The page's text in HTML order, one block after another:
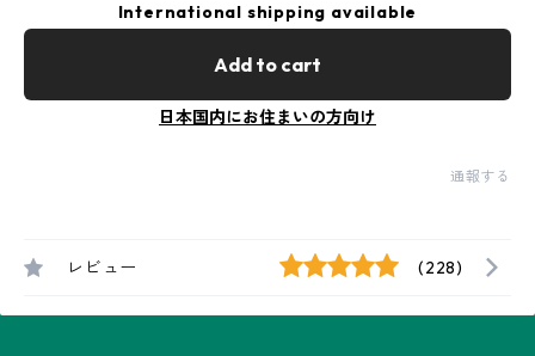
International shipping available
Add to cart
日本国内にお住まいの方向け
通報する
レビュー (228)